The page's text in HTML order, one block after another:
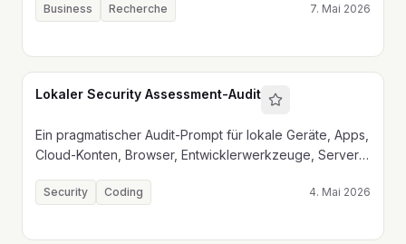
Business Recherche 7. Mai 2026
Lokaler Security Assessment-Audit
Ein pragmatischer Audit-Prompt für lokale Geräte, Apps,
Cloud-Konten, Browser, Entwicklerwerkzeuge, Server,
Security Coding 4. Mai 2026